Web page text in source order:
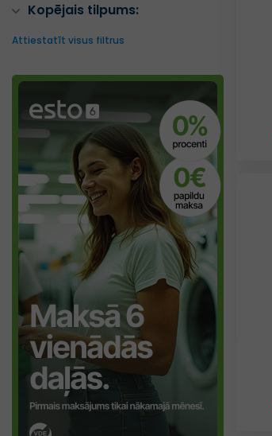
Kopējais tilpums:
Attiestatīt visus filtrus